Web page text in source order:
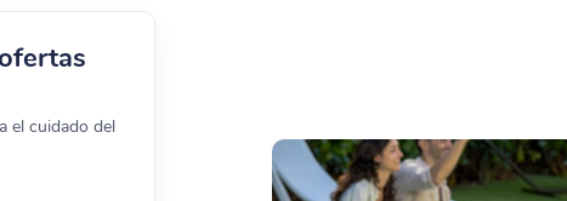
el cuidado del